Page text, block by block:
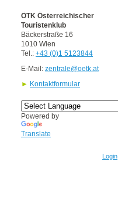
ÖTK Österreichischer
Touristenklub
Bäckerstraße 16
1010 Wien
Tel.: +43 (0)1 5123844
E-Mail: zentrale@oetk.at
► Kontaktformular
Powered by
Translate
Login